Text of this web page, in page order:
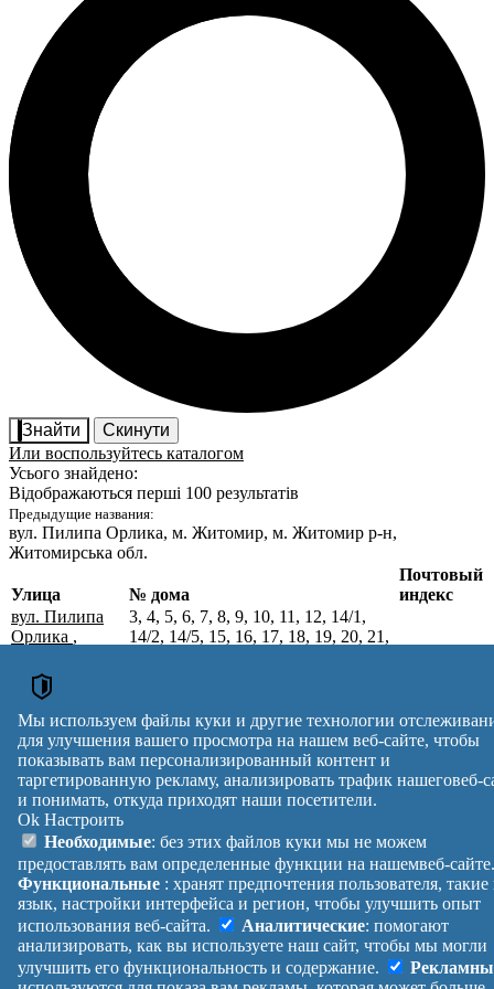
Знайти
Скинути
Или воспользуйтесь каталогом
Усього знайдено:
Відображаються перші 100 результатів
Предыдущие названия:
вул. Пилипа Орлика, м. Житомир, м. Житомир р-н,
Житомирська обл.
Почтовые индексы Украины. Обновлено : 27-07-2026.
Улица № дома
Почтовый
индекс
вул. Пилипа
Орлика ,
Житомирський
р-н,
Житомирська
обл.
3, 4, 5, 6, 7, 8, 9, 10, 11, 12, 14/1,
14/2, 14/5, 15, 16, 17, 18, 19, 20, 21,
52, 53, 54, 55, 56, 57, 58, 59, 60, 61,
62, 63, 64, 65, 66, 67, 68, 69, 70
Вулиця № будинків
Індекс
reklama
Правила
Помощь
Платные
услуги
Политика
конфиденциальности
Манифест
О проекте
Обратная
связь
Украина
Вход |
Выход
Мы используем файлы куки и другие технологии
для улучшения вашего просмотра на нашем веб-сайте, чтобы
показывать вам персонализированный контент и
таргетированную рекламу, анализировать трафик нашеговеб-
и понимать, откуда приходят наши посетители.
Ok Настроить
Необходимые: без этих файлов куки мы не можем
предоставлять вам определенные функции на нашемвеб-
Функциональные : хранят предпочтения пользователя, такие
язык, настройки интерфейса и регион, чтобы улучшить опыт
использования веб-сайта.
Аналитические: помогают
анализировать, как вы используете наш сайт, чтобы мы могли
улучшить его функциональность и содержание.